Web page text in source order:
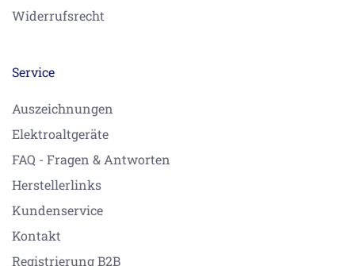
Widerrufsrecht
Service
Auszeichnungen
Elektroaltgeräte
FAQ - Fragen & Antworten
Herstellerlinks
Kundenservice
Kontakt
Registrierung B2B